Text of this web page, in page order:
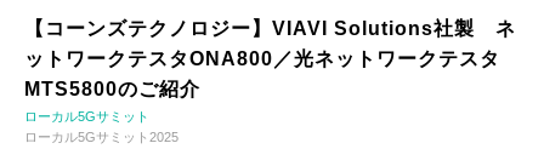
【コーンズテクノロジー】VIAVI Solutions社製 ネ
ットワークテスタONA800／光ネットワークテスタ
MTS5800のご紹介
ローカル5Gサミット
ローカル5Gサミット2025